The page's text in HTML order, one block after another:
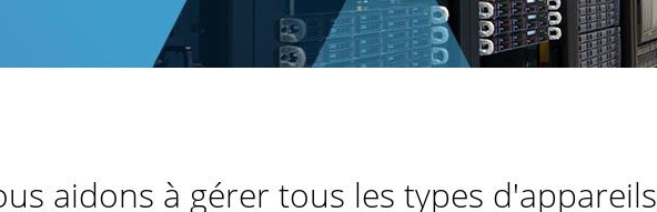
aidons à gérer tous les types d'appareils